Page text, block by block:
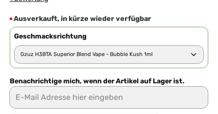
Ausverkauft, in kürze wieder verfügbar
Geschmacksrichtung
Benachrichtige mich, wenn der Artikel auf Lager ist.
E-Mail Adresse hier eingeben